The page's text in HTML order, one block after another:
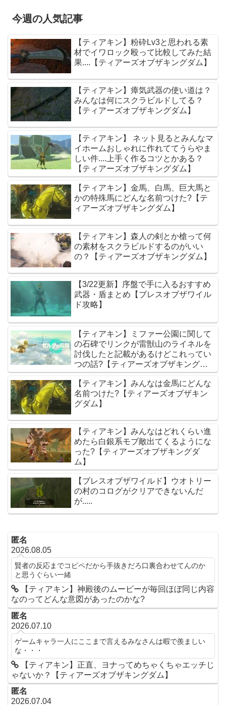
今週の人気記事
【ティアキン】粉砕Lv3と思われる素
材でイワロック殴って比較してみた結
果....【ティアーズオブザキングダム】
【ティアキン】瘴気武器の使い道は？
みんなは何にスクラビルドしてる？
【ティアーズオブザキングダム】
【ティアキン】 ネット見るとみんなマ
イホームおしゃれに作れててうらやま
しい件....上手く作るコツとかある？
【ティアーズオブザキングダム】
【ティアキン】金馬、白馬、巨大馬と
かの特殊馬にどんな名前つけた?【テ
ィアーズオブザキングダム】
【ティアキン】森人の剣とか槍って何
の素材をスクラビルドするのがいい
の？【ティアーズオブザキングダム】
【3/22更新】序盤で手に入るおすすめ
武器・盾まとめ【ブレスオブザワイル
ド攻略】
【ティアキン】ミファー公園に関して
の石碑でリンクが雷獣山のライネルを
討伐したと記載があるけどこれってい
つの話?【ティアーズオブザキングダ
ム】
【ティアキン】みんなは金馬にどんな
名前つけた?【ティアーズオブザキン
グダム】
【ティアキン】みんなはどれくらい進
めたら白銀系モブ敵出てくるようにな
った?【ティアーズオブザキングダ
ム】
【ブレスオブザワイルド】ウオトリー
の村のコログがクリアできないんだ
が.....
匿名
2026.08.05
賢者の反応までコピペだから手抜きだろ口裏合わせてんのか
と思うぐらい一緒
【ティアキン】神殿後のムービーが毎回ほぼ同じ内容
なのってどんな意図があったのかな?
匿名
2026.07.10
ゲームキャラ一人にここまで言えるみなさんは暇で羨ましい
な・・・
【ティアキン】正直、ヨナってめちゃくちゃエッチじ
ゃないか？【ティアーズオブザキングダム】
匿名
2026.07.04